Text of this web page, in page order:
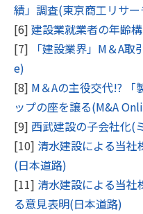
績」調査(東京商工リサー
[6] 建設業就業者の年齢
[7]
「建設業界」M＆A
e)
[8] M＆Aの主役交代!? 「
ップの座を譲る(M&A
[9] 西武建設の子会社化(
[10] 清水建設による当社
(日本道路)
[11] 清水建設による当社
る意見表明(日本道路)